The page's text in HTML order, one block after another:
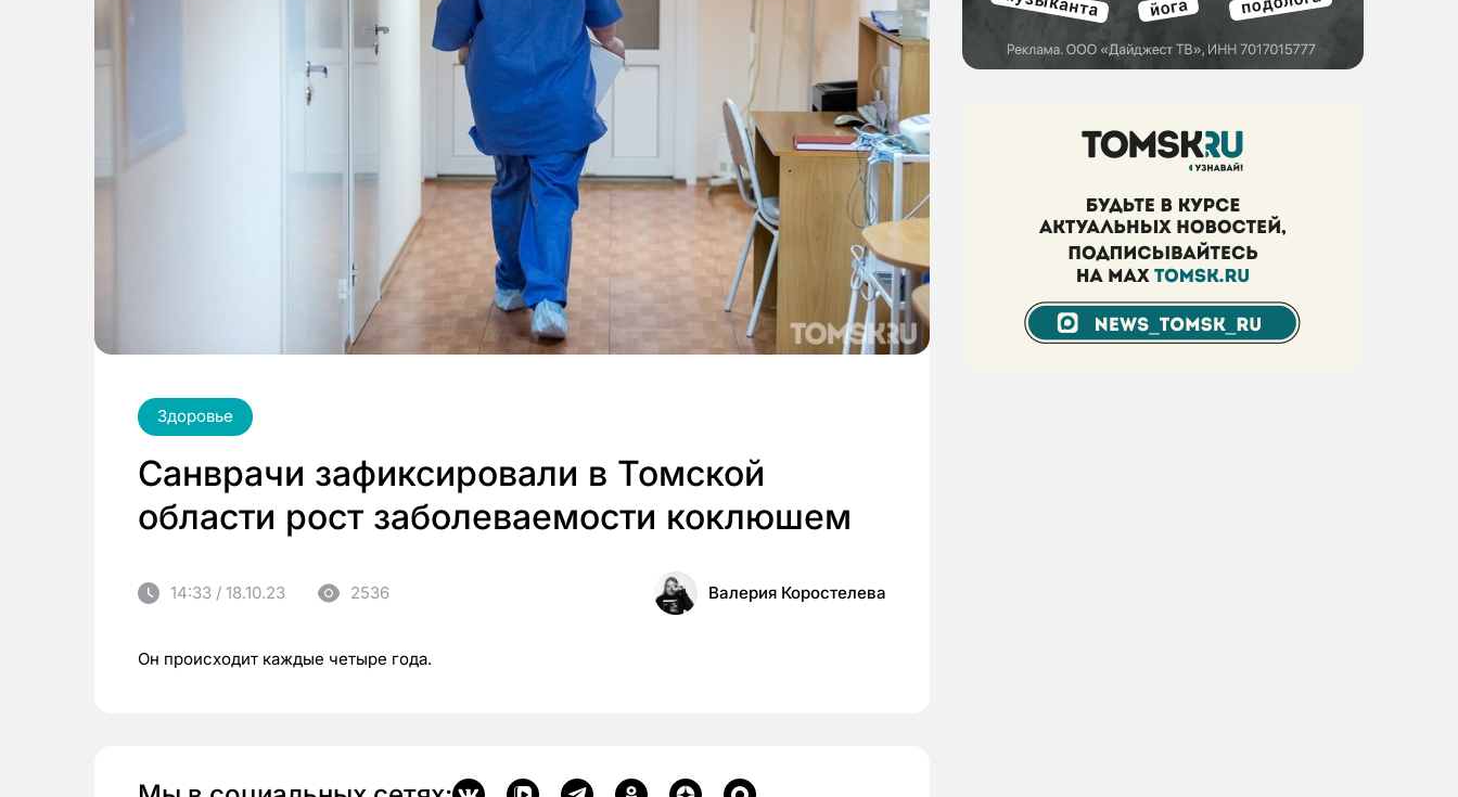
Здоровье
Санврачи зафиксировали в Томской
области рост заболеваемости коклюшем
14:33 / 18.10.23 2536 Валерия Коростелева
Он происходит каждые четыре года.